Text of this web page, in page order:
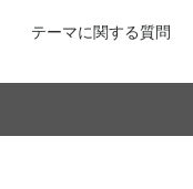
テーマに関する質問